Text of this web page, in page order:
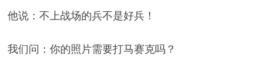
他说：不上战场的兵不是好兵！
我们问：你的照片需要打马赛克吗？